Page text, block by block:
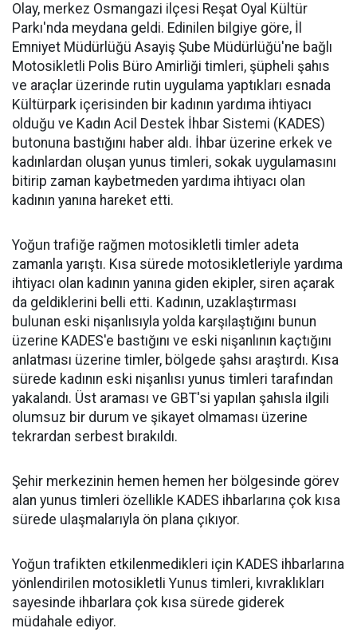
Olay, merkez Osmangazi ilçesi Reşat Oyal Kültür
Parkı'nda meydana geldi. Edinilen bilgiye göre, İl
Emniyet Müdürlüğü Asayiş Şube Müdürlüğü'ne bağlı
Motosikletli Polis Büro Amirliği timleri, şüpheli şahıs
ve araçlar üzerinde rutin uygulama yaptıkları esnada
Kültürpark içerisinden bir kadının yardıma ihtiyacı
olduğu ve Kadın Acil Destek İhbar Sistemi (KADES)
butonuna bastığını haber aldı. İhbar üzerine erkek ve
kadınlardan oluşan yunus timleri, sokak uygulamasını
bitirip zaman kaybetmeden yardıma ihtiyacı olan
kadının yanına hareket etti.
Yoğun trafiğe rağmen motosikletli timler adeta
zamanla yarıştı. Kısa sürede motosikletleriyle yardıma
ihtiyacı olan kadının yanına giden ekipler, siren açarak
da geldiklerini belli etti. Kadının, uzaklaştırması
bulunan eski nişanlısıyla yolda karşılaştığını bunun
üzerine KADES'e bastığını ve eski nişanlının kaçtığını
anlatması üzerine timler, bölgede şahsı araştırdı. Kısa
sürede kadının eski nişanlısı yunus timleri tarafından
yakalandı. Üst araması ve GBT'si yapılan şahısla ilgili
olumsuz bir durum ve şikayet olmaması üzerine
tekrardan serbest bırakıldı.
Şehir merkezinin hemen hemen her bölgesinde görev
alan yunus timleri özellikle KADES ihbarlarına çok kısa
sürede ulaşmalarıyla ön plana çıkıyor.
Yoğun trafikten etkilenmedikleri için KADES ihbarlarına
yönlendirilen motosikletli Yunus timleri, kıvraklıkları
sayesinde ihbarlara çok kısa sürede giderek
müdahale ediyor.